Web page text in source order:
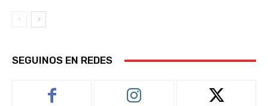
SEGUINOS EN REDES